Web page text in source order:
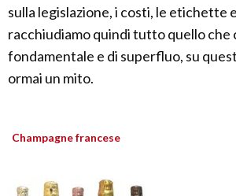
sulla legislazione, i costi, le etichette
racchiudiamo quindi tutto quello che
fondamentale e di superfluo, su
ormai un mito.
Champagne francese